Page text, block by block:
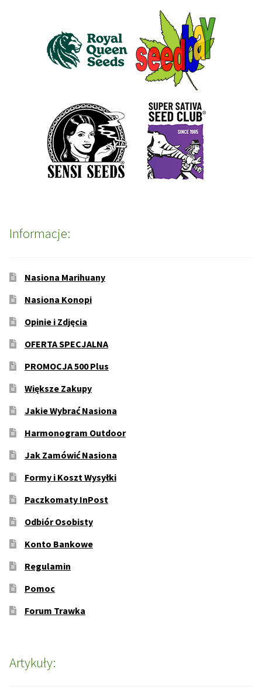
Informacje:
Nasiona Marihuany
Nasiona Konopi
Opinie i Zdjęcia
OFERTA SPECJALNA
PROMOCJA 500 Plus
Większe Zakupy
Jakie Wybrać Nasiona
Harmonogram Outdoor
Jak Zamówić Nasiona
Formy i Koszt Wysyłki
Paczkomaty InPost
Odbiór Osobisty
Konto Bankowe
Regulamin
Pomoc
Forum Trawka
Artykuły: